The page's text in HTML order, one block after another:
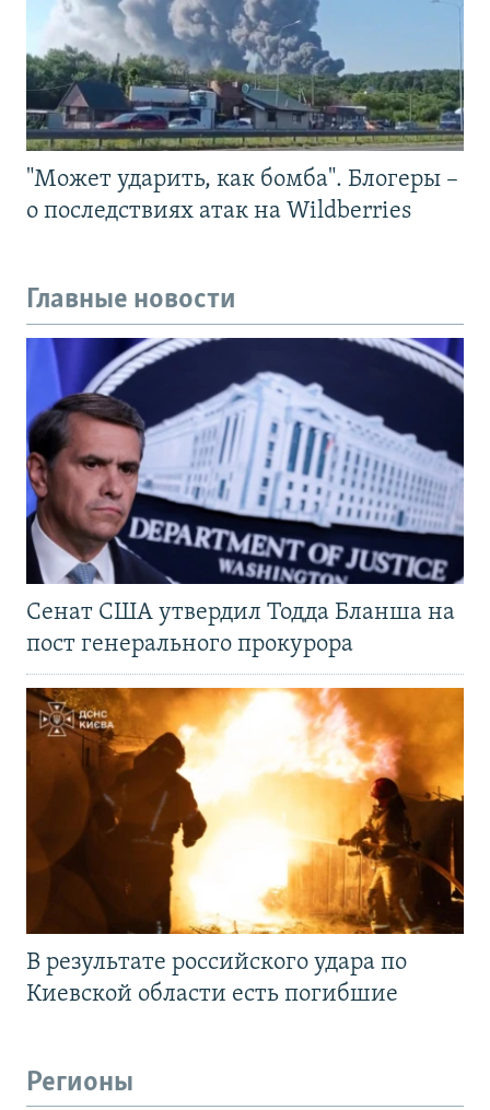
"Может ударить, как бомба". Блогеры –
о последствиях атак на Wildberries
Главные новости
Сенат США утвердил Тодда Бланша на
пост генерального прокурора
В результате российского удара по
Киевской области есть погибшие
Регионы